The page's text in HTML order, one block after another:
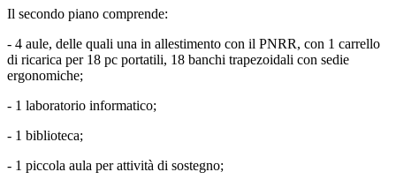
Il secondo piano comprende:
- 4 aule, delle quali una in allestimento con il PNRR, con 1 carrello
di ricarica per 18 pc portatili, 18 banchi trapezoidali con sedie
ergonomiche;
- 1 laboratorio informatico;
- 1 biblioteca;
- 1 piccola aula per attività di sostegno;